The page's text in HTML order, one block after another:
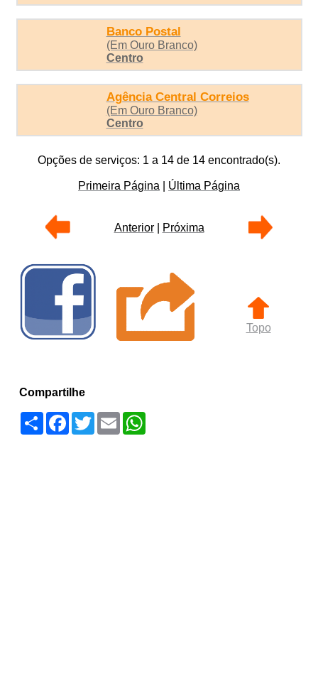
Banco Postal
(Em Ouro Branco)
Centro
Agência Central Correios
(Em Ouro Branco)
Centro
Opções de serviços: 1 a 14 de 14 encontrado(s).
Primeira Página Última Página
Anterior| Próxima
Topo
Compartilhe
Compartilhar
Facebook
TwitterEmailWhatsApp